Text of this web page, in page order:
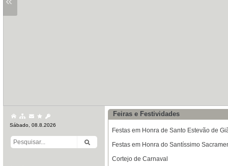
Sábado, 08.8.2026
Feiras e Festividades
Festas em Honra de Santo Estevão de
Festas em Honra do Santíssimo
Cortejo de Carnaval